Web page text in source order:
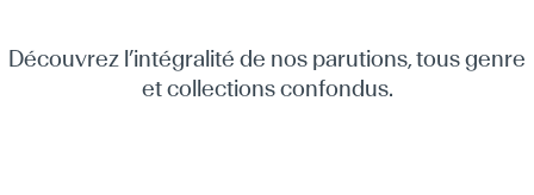
Découvrez l’intégralité de nos parutions, tous genre
et collections confondus.